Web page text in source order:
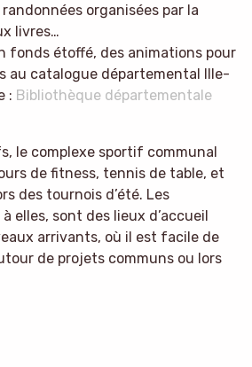
organisées par la
livres…
fonds étoffé, des animations pour
au catalogue départemental Ille-
: Bibliothèque départementale
le complexe sportif communal
de fitness, tennis de table, et
des tournois d’été. Les
elles, sont des lieux d’accueil
arrivants, où il est facile de
de projets communs ou lors